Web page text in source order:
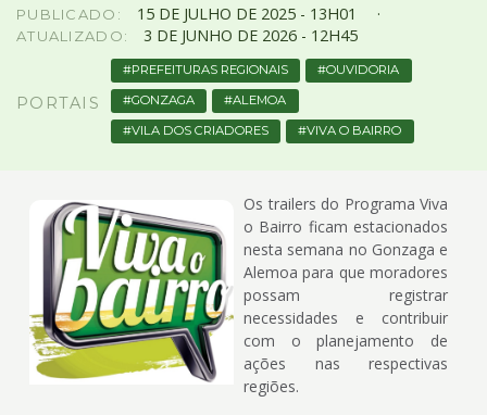
PUBLICADO: 15 DE JULHO DE 2025 - 13H01
ATUALIZADO: 3 DE JUNHO DE 2026 - 12H45
PORTAIS
PREFEITURAS REGIONAIS
OUVIDORIA
GONZAGA
ALEMOA
VILA DOS CRIADORES
VIVA O BAIRRO
Os trailers do Programa Viva
o Bairro ficam estacionados
nesta semana no Gonzaga e
Alemoa para que moradores
possam registrar
necessidades e contribuir
com o planejamento de
ações nas respectivas
regiões.